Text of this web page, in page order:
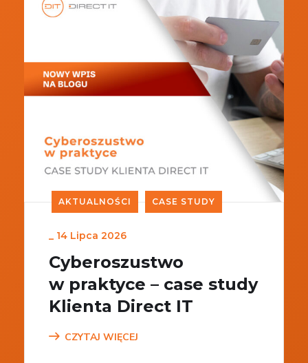
AKTUALNOŚCI CASE STUDY
_ 14 Lipca 2026
Cyberoszustwo
w praktyce – case study
Klienta Direct IT
CZYTAJ WIĘCEJ